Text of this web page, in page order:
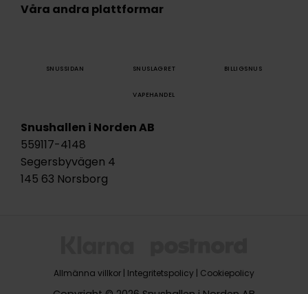
Våra andra plattformar
SNUSSIDAN SNUSLAGRET BILLIGSNUS
VAPEHANDEL
Snushallen i Norden AB
559117-4148
Segersbyvägen 4
145 63 Norsborg
Allmänna villkor | Integritetspolicy | Cookiepolicy